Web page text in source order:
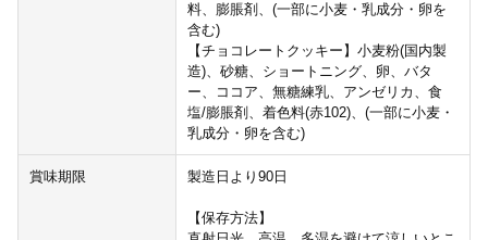
料、膨脹剤、(一部に小麦・乳成分・卵を
含む)
【チョコレートクッキー】小麦粉(国内製
造)、砂糖、ショートニング、卵、バタ
ー、ココア、無糖練乳、アンゼリカ、食
塩/膨脹剤、着色料(赤102)、(一部に小麦・
乳成分・卵を含む)
賞味期限 製造日より90日
【保存方法】